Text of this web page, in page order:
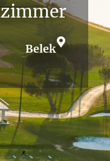
Belek